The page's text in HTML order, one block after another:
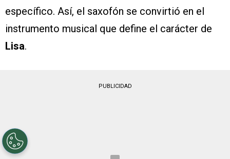
específico. Así, el saxofón se convirtió en el
instrumento musical que define el carácter de
Lisa.
PUBLICIDAD